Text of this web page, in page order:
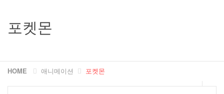
포켓몬
HOME 애니메이션 포켓몬